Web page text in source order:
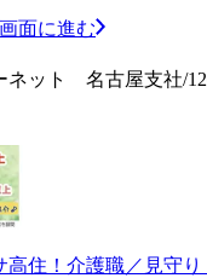
面に進む
ネット 名古屋支社/
高住！介護職／見守